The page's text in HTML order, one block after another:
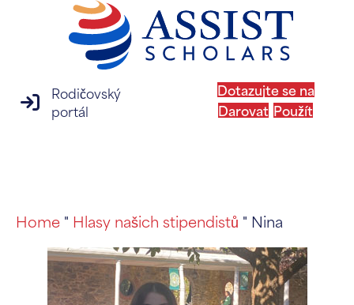
přihlášení na rodičovský portál
Rodičovský
portál
Dotazujte se na
Darovat Použít
Home " Hlasy našich stipendistů " Nina